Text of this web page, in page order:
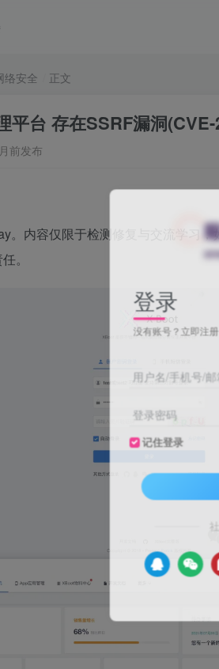
络安全 正文
平台 存在SSRF漏洞(CVE-
前发布
内容仅限于检测修复与交流学习，
。
登录
没有账号？立即注册
用户名/手机号/邮
登录密码
记住登录